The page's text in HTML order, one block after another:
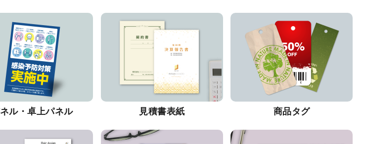
ル・卓上パネル 見積書表紙 商品タグ